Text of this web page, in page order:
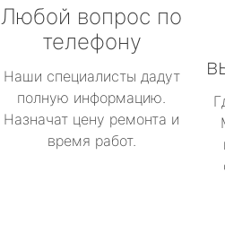
Любой вопрос по
телефону
Наши специалисты дадут
полную информацию.
Назначат цену ремонта и
время работ.